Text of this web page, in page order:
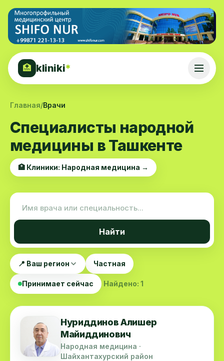
🏥 kliniki*
Главная/Врачи
Специалисты народной
медицины в Ташкенте
🏥 Клиники: Народная медицина →
Найти
📍 Ваш регион Частная
Принимает сейчас Найдено: 1
Нуриддинов Алишер
Майиддинович
Народная медицина ·
Шайхантахурский район